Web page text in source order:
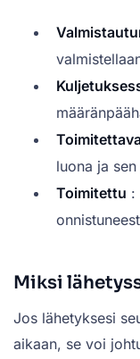
luona ja
Toimitettu :
Miksi
Jos lähetyksesi
aikaan, se voi